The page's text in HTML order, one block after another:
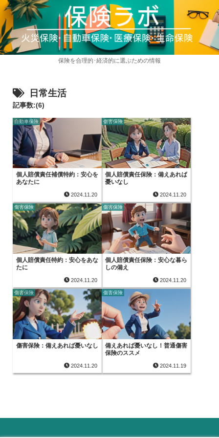
保険を合理的･経済的に選ぶための情報
日常生活
記事数:(6)
自動車保険
個人賠償責任補償特約：安心を
あなたに
2024.11.20
傷害保険
個人賠償責任保険：備えあれば
憂いなし
2024.11.20
傷害保険
個人賠償責任特約：安心をあな
たに
2024.11.20
傷害保険
個人賠償責任保険：安心な暮ら
しの備え
2024.11.20
傷害保険
傷害保険：備えあれば憂いなし
2024.11.20
傷害保険
備えあれば憂いなし！普通傷害
保険のススメ
2024.11.19